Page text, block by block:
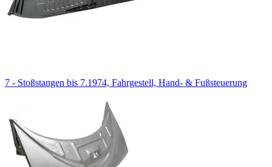
7 - Stoßstangen bis 7.1974, Fahrgestell, Hand- & Fußsteuerung